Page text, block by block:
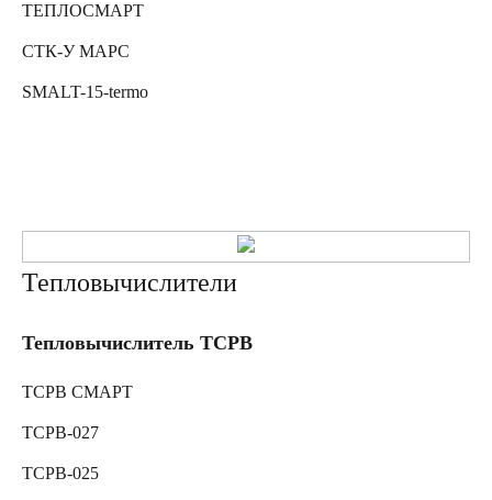
ТЕПЛОСМАРТ
СТК-У МАРС
SMALT-15-termo
Тепловычислители
Тепловычислитель ТСРВ
ТСРВ СМАРТ
ТСРВ-027
ТСРВ-025